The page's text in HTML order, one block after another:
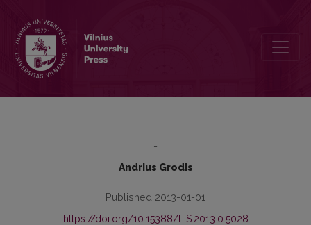
-
Andrius Grodis
Published 2013-01-01
https://doi.org/10.15388/LIS.2013.0.5028